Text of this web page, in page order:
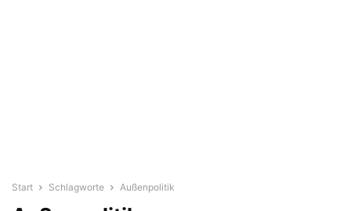
Start Schlagworte Außenpolitik